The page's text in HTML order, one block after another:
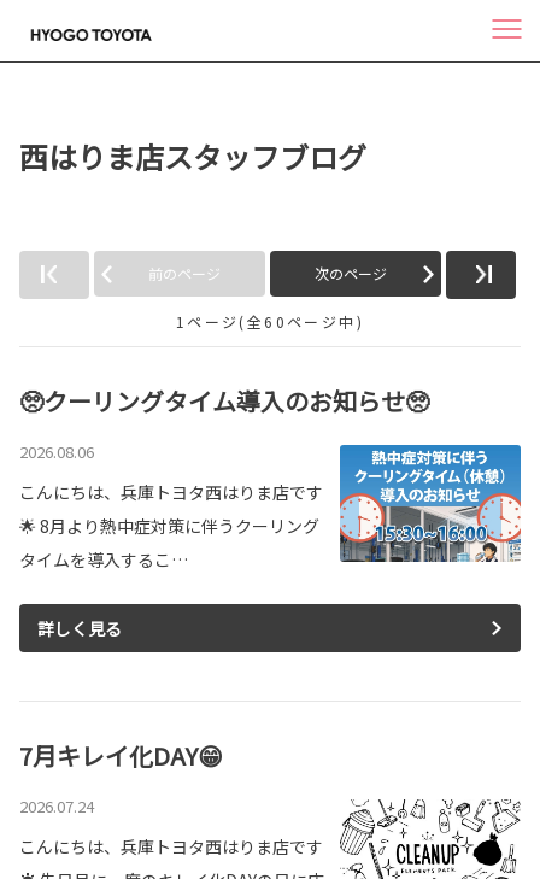
西はりま店スタッフブログ
前のページ 次のページ
1ページ(全60ページ中)
🥺クーリングタイム導入のお知らせ🥺
2026.08.06
こんにちは、兵庫トヨタ西はりま店です
🌟 8月より熱中症対策に伴うクーリング
タイムを導入するこ…
詳しく見る
7月キレイ化DAY😁
2026.07.24
こんにちは、兵庫トヨタ西はりま店です